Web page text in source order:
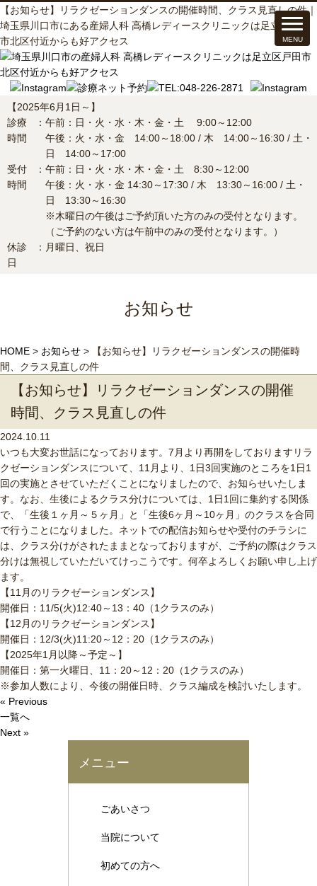
【お知らせ】リラクゼーションダンスの開催時間、クラス見直しの件｜
埼玉県川口市にある産婦人科 高橋レディースクリニックは足立区戸田
市北区付近からも好アクセス
【2025年6月1日～】
診療
時間
： 午前：日・火・水・木・金・土 9:00～12:00
午後：火・水・金 14:00～18:00 / 木 14:00～16:30 / 土・
日 14:00～17:00
受付
時間
： 午前：日・火・水・木・金・土 8:30～12:00
午後：火・水・金 14:30～17:30 / 木 13:30～16:00 / 土・
日 13:30～16:30
※木曜日の午後はご予約頂いた方のみの受付となります。
（ご予約のない方は午前中のみの受付となります。）
休診
日
： 月曜日、祝日
お知らせ
HOME > お知らせ >
【お知らせ】リラクゼーションダンスの開催時
間、クラス見直しの件
【お知らせ】リラクゼーションダンスの開催
時間、クラス見直しの件
2024.10.11
いつも大変お世話になっております。7月より再開をしておりますリラ
クゼーションダンスについて、11月より、1日3回実施のところを1日1
回の実施とさせていただくことになりましたので、お知らせいたしま
す。なお、生後によるクラス分けについては、1日1回に集約する関係
で、「生後１ヶ月～５ヶ月」と「生後6ヶ月～10ヶ月」のクラスを合同
で行うことになりました。ネットでの配信お知らせや受付のチラシに
は、クラス分けがされたままとなっておりますが、ご予約の際はクラス
分けは無視していただいてけっこうです。何卒よろしくお願い申し上げ
ます。
【11月のリラクゼーションダンス】
開催日：11/5(火)12:40～13：40（1クラスのみ）
【12月のリラクゼーションダンス】
開催日：12/3(火)11:20～12：20（1クラスのみ）
【2025年1月以降～予定～】
開催日：第一火曜日、11：20～12：20（1クラスのみ）
※参加人数により、今後の開催日時、クラス編成を検討いたします。
« Previous
一覧へ
Next »
メニュー
ごあいさつ
当院について
初めての方へ